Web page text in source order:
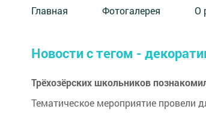
Главная Фотогалерея О
Новости с тегом -
Трёхозёрских школьников
Тематическое мероприятие провели